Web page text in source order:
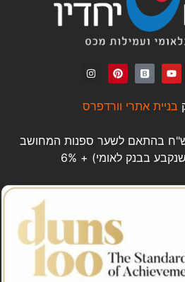
בניית אתרי וורדפרס
לש"ח בהתאם לשער ספנות המחושב
בבנק לאומי) + 6%